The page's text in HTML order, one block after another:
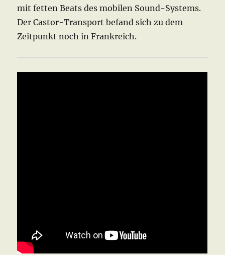
mit fetten Beats des mobilen Sound-Systems.
Der Castor-Transport befand sich zu dem
Zeitpunkt noch in Frankreich.